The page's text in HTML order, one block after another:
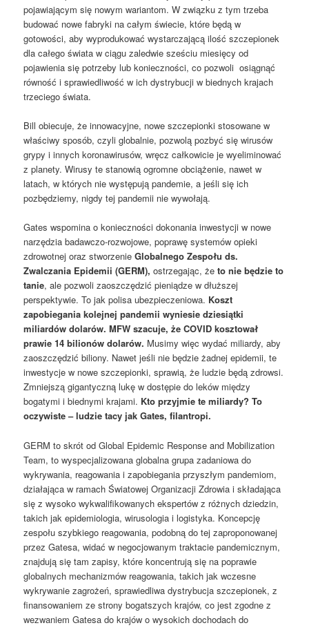
pojawiającym się nowym wariantom. W związku z tym trzeba
budować nowe fabryki na całym świecie, które będą w
gotowości, aby wyprodukować wystarczającą ilość szczepionek
dla całego świata w ciągu zaledwie sześciu miesięcy od
pojawienia się potrzeby lub konieczności, co pozwoli osiągnąć
równość i sprawiedliwość w ich dystrybucji w biednych krajach
trzeciego świata.
Bill obiecuje, że innowacyjne, nowe szczepionki stosowane w
właściwy sposób, czyli globalnie, pozwolą pozbyć się wirusów
grypy i innych koronawirusów, wręcz całkowicie je wyeliminować
z planety. Wirusy te stanowią ogromne obciążenie, nawet w
latach, w których nie występują pandemie, a jeśli się ich
pozbędziemy, nigdy tej pandemii nie wywołają.
Gates wspomina o konieczności dokonania inwestycji w nowe
narzędzia badawczo-rozwojowe, poprawę systemów opieki
zdrowotnej oraz stworzenieGlobalnego Zespołu ds.
Zwalczania Epidemii (GERM),ostrzegając, żeto nie będzie to
tanie, ale pozwoli zaoszczędzić pieniądze w dłuższej
perspektywie. To jak polisa ubezpieczeniowa. Koszt
zapobiegania kolejnej pandemii wyniesie dziesiątki
miliardów dolarów. MFW szacuje, że COVID kosztował
prawie 14 bilionów dolarów. Musimy więc wydać miliardy, aby
zaoszczędzić biliony. Nawet jeśli nie będzie żadnej epidemii, te
inwestycje w nowe szczepionki, sprawią, że ludzie będą zdrowsi.
Zmniejszą gigantyczną lukę w dostępie do leków między
bogatymi i biednymi krajami. Kto przyjmie te miliardy? To
oczywiste – ludzie tacy jak Gates, filantropi.
GERM to skrót od Global Epidemic Response and Mobilization
Team, to wyspecjalizowana globalna grupa zadaniowa do
wykrywania, reagowania i zapobiegania przyszłym pandemiom,
działająca w ramach Światowej Organizacji Zdrowia i składająca
się z wysoko wykwalifikowanych ekspertów z różnych dziedzin,
takich jak epidemiologia, wirusologia i logistyka. Koncepcję
zespołu szybkiego reagowania, podobną do tej zaproponowanej
przez Gatesa, widać w negocjowanym traktacie pandemicznym,
znajdują się tam zapisy, które koncentrują się na poprawie
globalnych mechanizmów reagowania, takich jak wczesne
wykrywanie zagrożeń, sprawiedliwa dystrybucja szczepionek, z
finansowaniem ze strony bogatszych krajów, co jest zgodne z
wezwaniem Gatesa do krajów o wysokich dochodach do